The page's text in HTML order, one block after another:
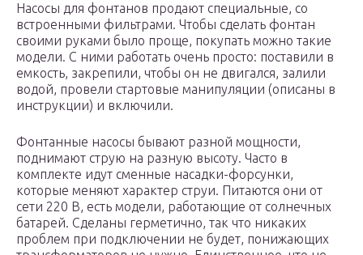
Насосы для фонтанов продают специальные, со
встроенными фильтрами. Чтобы сделать фонтан
своими руками было проще, покупать можно такие
модели. С ними работать очень просто: поставили в
емкость, закрепили, чтобы он не двигался, залили
водой, провели стартовые манипуляции (описаны в
инструкции) и включили.
Фонтанные насосы бывают разной мощности,
поднимают струю на разную высоту. Часто в
комплекте идут сменные насадки-форсунки,
которые меняют характер струи. Питаются они от
сети 220 В, есть модели, работающие от солнечных
батарей. Сделаны герметично, так что никаких
проблем при подключении не будет, понижающих